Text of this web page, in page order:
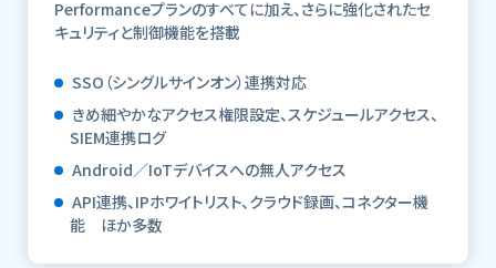
Performanceプランのすべてに加え、さらに強化されたセ
キュリティと制御機能を搭載
SSO（シングルサインオン）連携対応
きめ細やかなアクセス権限設定、スケジュールアクセス、
SIEM連携ログ
Android／IoTデバイスへの無人アクセス
API連携、IPホワイトリスト、クラウド録画、コネクター機
能 ほか多数